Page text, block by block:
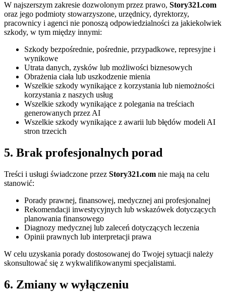
W najszerszym zakresie dozwolonym przez prawo, Story321.com
oraz jego podmioty stowarzyszone, urzędnicy, dyrektorzy,
pracownicy i agenci nie ponoszą odpowiedzialności za jakiekolwiek
szkody, w tym między innymi:
Szkody bezpośrednie, pośrednie, przypadkowe, represyjne i
wynikowe
Utrata danych, zysków lub możliwości biznesowych
Obrażenia ciała lub uszkodzenie mienia
Wszelkie szkody wynikające z korzystania lub niemożności
korzystania z naszych usług
Wszelkie szkody wynikające z polegania na treściach
generowanych przez AI
Wszelkie szkody wynikające z awarii lub błędów modeli AI
stron trzecich
5. Brak profesjonalnych porad
Treści i usługi świadczone przez Story321.com nie mają na celu
stanowić:
Porady prawnej, finansowej, medycznej ani profesjonalnej
Rekomendacji inwestycyjnych lub wskazówek dotyczących
planowania finansowego
Diagnozy medycznej lub zaleceń dotyczących leczenia
Opinii prawnych lub interpretacji prawa
W celu uzyskania porady dostosowanej do Twojej sytuacji należy
skonsultować się z wykwalifikowanymi specjalistami.
6. Zmiany w wyłączeniu